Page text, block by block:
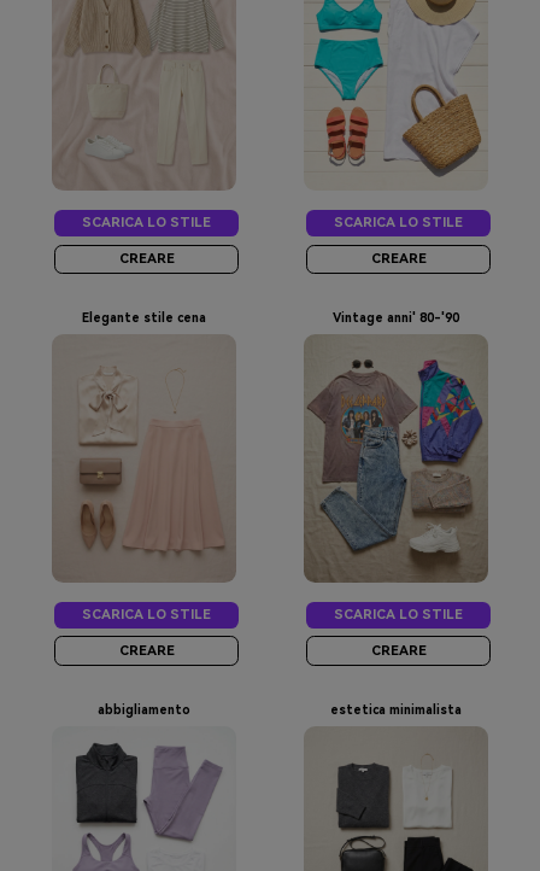
SCARICA LO STILE
CREARE
SCARICA LO STILE
CREARE
Elegante stile cena
SCARICA LO STILE
CREARE
Vintage anni' 80-'90
SCARICA LO STILE
CREARE
abbigliamento estetica minimalista